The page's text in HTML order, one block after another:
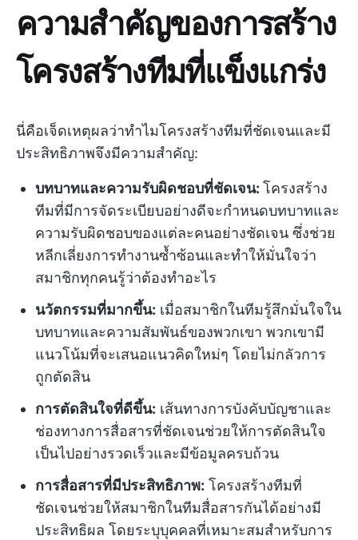
ความสำคัญของการสร้าง
โครงสร้างทีมที่แข็งแกร่ง
นี่คือเจ็ดเหตุผลว่าทำไมโครงสร้างทีมที่ชัดเจนและมี
ประสิทธิภาพจึงมีความสำคัญ:
บทบาทและความรับผิดชอบที่ชัดเจน: โครงสร้าง
ทีมที่มีการจัดระเบียบอย่างดีจะกำหนดบทบาทและ
ความรับผิดชอบของแต่ละคนอย่างชัดเจน ซึ่งช่วย
หลีกเลี่ยงการทำงานซ้ำซ้อนและทำให้มั่นใจว่า
สมาชิกทุกคนรู้ว่าต้องทำอะไร
นวัตกรรมที่มากขึ้น: เมื่อสมาชิกในทีมรู้สึกมั่นใจใน
บทบาทและความสัมพันธ์ของพวกเขา พวกเขามี
แนวโน้มที่จะเสนอแนวคิดใหม่ๆ โดยไม่กลัวการ
ถูกตัดสิน
การตัดสินใจที่ดีขึ้น: เส้นทางการบังคับบัญชาและ
ช่องทางการสื่อสารที่ชัดเจนช่วยให้การตัดสินใจ
เป็นไปอย่างรวดเร็วและมีข้อมูลครบถ้วน
การสื่อสารที่มีประสิทธิภาพ: โครงสร้างทีมที่
ชัดเจนช่วยให้สมาชิกในทีมสื่อสารกันได้อย่างมี
ประสิทธิผล โดยระบุบุคคลที่เหมาะสมสำหรับการ